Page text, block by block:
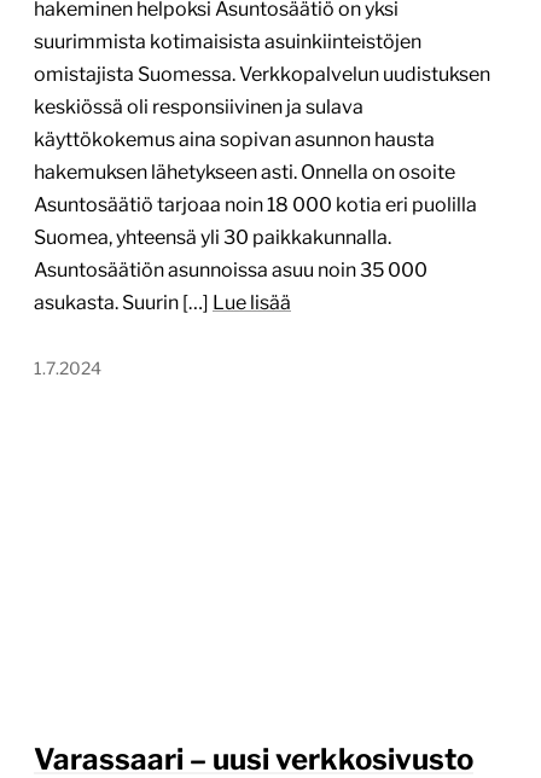
hakeminen helpoksi Asuntosäätiö on yksi
suurimmista kotimaisista asuinkiinteistöjen
omistajista Suomessa. Verkkopalvelun uudistuksen
keskiössä oli responsiivinen ja sulava
käyttökokemus aina sopivan asunnon hausta
hakemuksen lähetykseen asti. Onnella on osoite
Asuntosäätiö tarjoaa noin 18 000 kotia eri puolilla
Suomea, yhteensä yli 30 paikkakunnalla.
Asuntosäätiön asunnoissa asuu noin 35 000
asukasta. Suurin […] Lue lisää
1.7.2024
Varassaari – uusi verkkosivusto